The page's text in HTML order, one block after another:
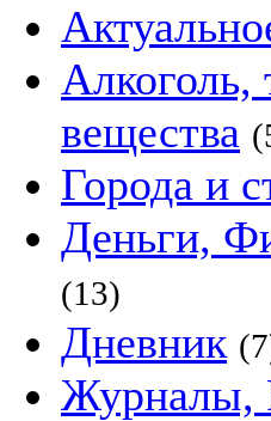
Алкоголь,
вещества
Города и
Деньги,
(13)
Дневник
Журналы,